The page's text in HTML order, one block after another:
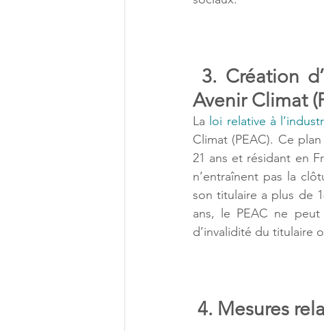
3. Création
Avenir Climat
La loi relative à
Climat (PEAC). Ce
21 ans et résidant en
n’entraînent pas la
son titulaire a plus de
ans, le PEAC ne
d’invalidité du titulaire
4. Mesures